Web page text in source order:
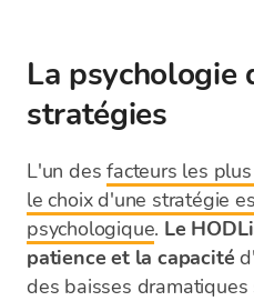
La psychologie
stratégies
L'un desfacteurs les
le choix d'une stratégie
psychologique. Le
patience et la capacité
des baisses